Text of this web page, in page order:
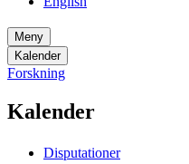
Meny
Kalender
Forskning
Kalender
Disputationer